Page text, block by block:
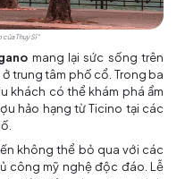
Thụy Sĩ"
mang lại sức sống trên
trung tâm phố cổ. Trong ba
khách có thể khám phá ẩm
hảo hạng từ Ticino tại các
không thể bỏ qua với các
công mỹ nghệ độc đáo. Lễ